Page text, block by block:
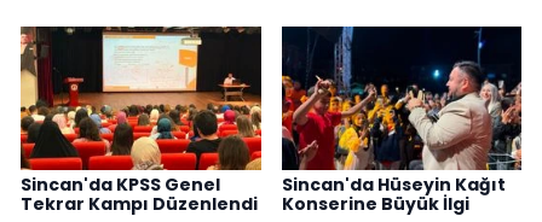
Sincan'da KPSS Genel
Tekrar Kampı Düzenlendi
Sincan'da Hüseyin Kağıt
Konserine Büyük İlgi